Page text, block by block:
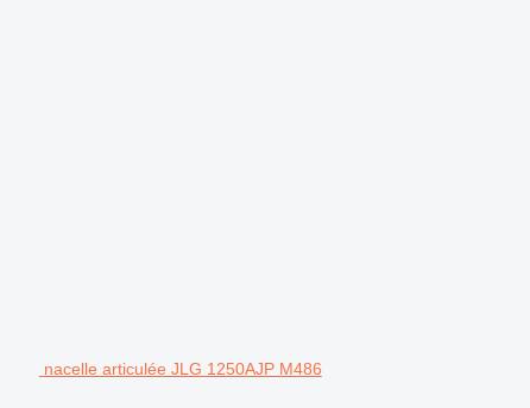
nacelle articulée JLG 1250AJP M486